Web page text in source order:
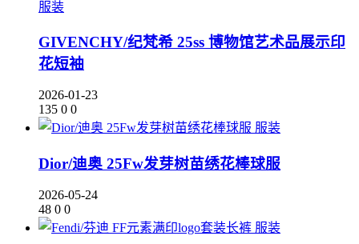
服装
GIVENCHY/纪梵希 25ss 博物馆艺术品展示印
花短袖
2026-01-23
135 0 0
服装
Dior/迪奥 25Fw发芽树苗绣花棒球服
2026-05-24
48 0 0
服装